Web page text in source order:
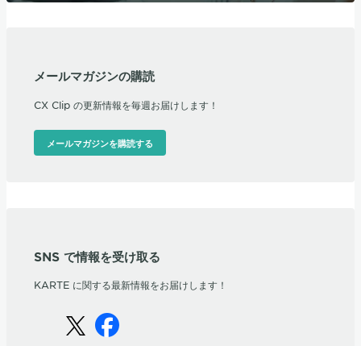
メールマガジンの購読
CX Clip の更新情報を毎週お届けします！
メールマガジンを購読する
SNS で情報を受け取る
KARTE に関する最新情報をお届けします！